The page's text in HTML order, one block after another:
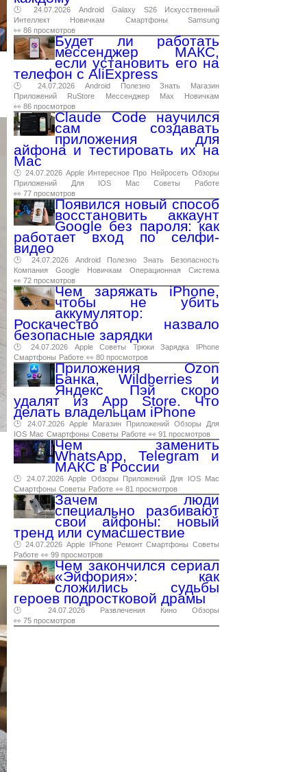
🕑 24.07.2026 Android Galaxy S26
Искусственный
Интеллект
Новичкам Смартфоны
Samsung
👀 86 просмотров
Будет ли работать
мессенджер МАКС,
если установить его на
телефон с AliExpress
🕑 24.07.2026 Android Полезно Знать
Магазин
Приложений
RuStore Мессенджер Max
Новичкам
👀 86 просмотров
Claude Code научился
сам создавать
приложения для
айфона и тестировать их на
Mac
🕑 24.07.2026 Apple Интересное Про Нейросеть Обзоры
Приложений
Для IOS Mac Советы
Работе
👀 77 просмотров
Появился новый способ
восстановить аккаунт
Google без пароля: как
работает вход по селфи-
видео
🕑 24.07.2026 Android Полезно Знать
Безопасность
Компания
Google Новичкам Операционная
Система
👀 72 просмотров
Чем заряжать iPhone,
чтобы не убить
аккумулятор:
Роскачество назвало
безопасные зарядки
🕑 24.07.2026 Apple Советы Трюки Зарядка
IPhone
Смартфоны Работе 👀 80 просмотров
Приложения Ozon
Банка, Wildberries и
Яндекс Пэй скоро
удалят из App Store. Что
делать владельцам iPhone
🕑 24.07.2026 Apple Магазин Приложений Обзоры
Для
IOS Mac Смартфоны Советы Работе 👀 91 просмотров
Чем заменить
WhatsApp, Telegram и
МАКС в России
🕑 24.07.2026 Apple Обзоры Приложений Для IOS
Mac
Смартфоны Советы Работе 👀 81 просмотров
Зачем люди
специально разбивают
свои айфоны: новый
тренд или сумасшествие
🕑 24.07.2026 Apple IPhone Ремонт Смартфоны Советы
Работе 👀 99 просмотров
Чем закончился сериал
«Эйфория»: как
сложились судьбы
героев подростковой драмы
🕑 24.07.2026 Развлечения Кино
Обзоры
👀 75 просмотров